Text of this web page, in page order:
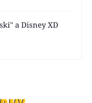
a Disney XD